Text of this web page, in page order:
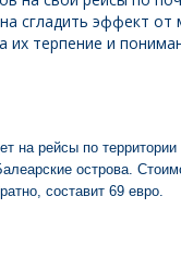
сгладить эффект
их терпение и
на рейсы по
острова.
составит 69 евро.